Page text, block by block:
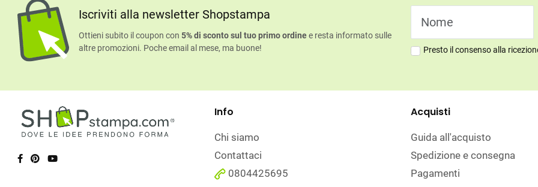
Iscriviti alla newsletter Shopstampa
Ottieni subito il coupon con 5% di sconto sul tuo primo ordinee resta informato sulle
altre promozioni. Poche email al mese, ma buone!
Presto il consenso alla
Info
Chi siamo
Contattaci
0804425695
Acquisti
Guida all'acquisto
Spedizione e consegna
Pagamenti